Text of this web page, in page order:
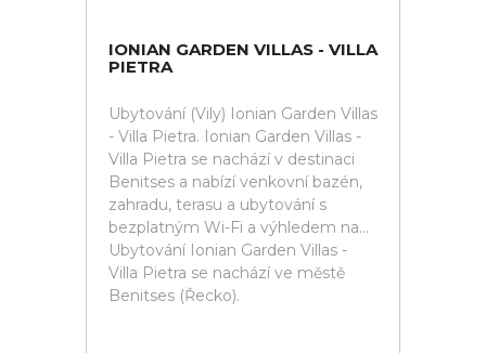
IONIAN GARDEN VILLAS - VILLA
PIETRA
Ubytování (Vily) Ionian Garden Villas
- Villa Pietra. Ionian Garden Villas -
Villa Pietra se nachází v destinaci
Benitses a nabízí venkovní bazén,
zahradu, terasu a ubytování s
bezplatným Wi-Fi a výhledem na...
Ubytování Ionian Garden Villas -
Villa Pietra se nachází ve městě
Benitses (Řecko).